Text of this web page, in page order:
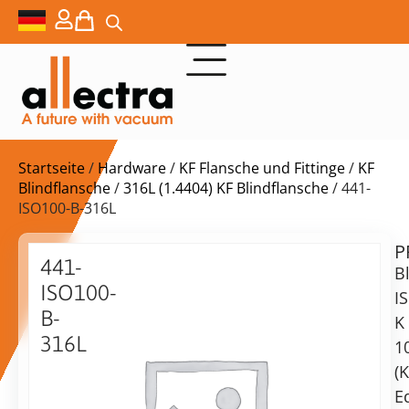
Startseite/ Hardware/ KF Flansche und Fittinge/ KF
Blindflansche/316L (1.4404) KF Blindflansche/ 441-
ISO100-B-316L
441-
ISO100-
B-
316L
$
K